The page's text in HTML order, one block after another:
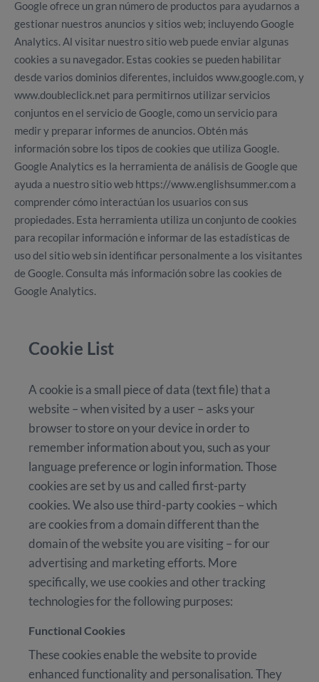
Google ofrece un gran número de productos para ayudarnos a
gestionar nuestros anuncios y sitios web; incluyendo Google
Analytics. Al visitar nuestro sitio web puede enviar algunas
cookies a su navegador. Estas cookies se pueden habilitar
desde varios dominios diferentes, incluidos www.google.com, y
www.doubleclick.net para permitirnos utilizar servicios
conjuntos en el servicio de Google, como un servicio para
medir y preparar informes de anuncios. Obtén más
información sobre los tipos de cookies que utiliza Google.
Google Analytics es la herramienta de análisis de Google que
ayuda a nuestro sitio web https://www.englishsummer.com a
comprender cómo interactúan los usuarios con sus
propiedades. Esta herramienta utiliza un conjunto de cookies
para recopilar información e informar de las estadísticas de
uso del sitio web sin identificar personalmente a los visitantes
de Google. Consulta más información sobre las cookies de
Google Analytics.
Cookie List
A cookie is a small piece of data (text file) that a
website – when visited by a user – asks your
browser to store on your device in order to
remember information about you, such as your
language preference or login information. Those
cookies are set by us and called first-party
cookies. We also use third-party cookies – which
are cookies from a domain different than the
domain of the website you are visiting – for our
advertising and marketing efforts. More
specifically, we use cookies and other tracking
technologies for the following purposes:
Functional Cookies
These cookies enable the website to provide
enhanced functionality and personalisation. They